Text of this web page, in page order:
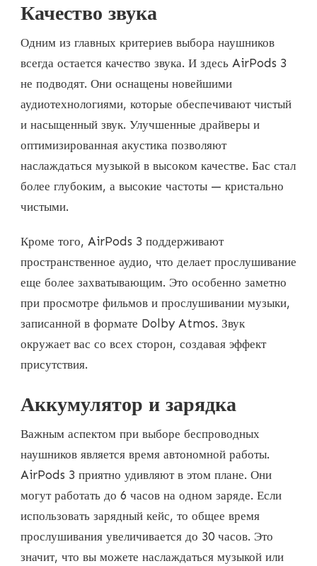
Качество звука
Одним из главных критериев выбора наушников
всегда остается качество звука. И здесь AirPods 3
не подводят. Они оснащены новейшими
аудиотехнологиями, которые обеспечивают чистый
и насыщенный звук. Улучшенные драйверы и
оптимизированная акустика позволяют
наслаждаться музыкой в высоком качестве. Бас стал
более глубоким, а высокие частоты — кристально
чистыми.
Кроме того, AirPods 3 поддерживают
пространственное аудио, что делает прослушивание
еще более захватывающим. Это особенно заметно
при просмотре фильмов и прослушивании музыки,
записанной в формате Dolby Atmos. Звук
окружает вас со всех сторон, создавая эффект
присутствия.
Аккумулятор и зарядка
Важным аспектом при выборе беспроводных
наушников является время автономной работы.
AirPods 3 приятно удивляют в этом плане. Они
могут работать до 6 часов на одном заряде. Если
использовать зарядный кейс, то общее время
прослушивания увеличивается до 30 часов. Это
значит, что вы можете наслаждаться музыкой или